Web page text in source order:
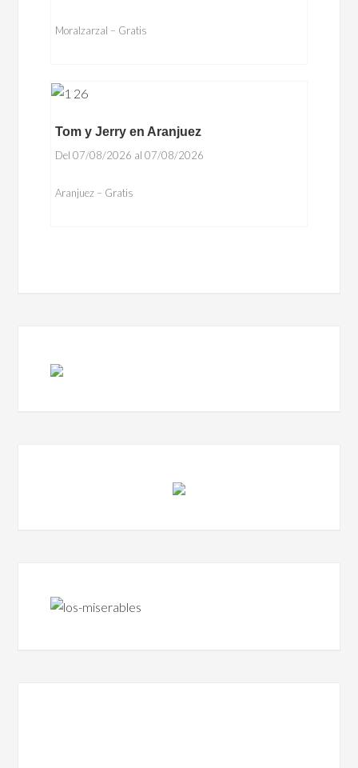
Moralzarzal – Gratis
Tom y Jerry en Aranjuez
Del 07/08/2026 al 07/08/2026
Aranjuez – Gratis